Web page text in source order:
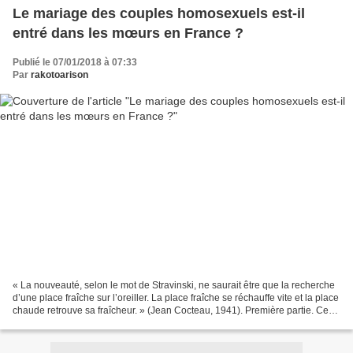
Le mariage des couples homosexuels est-il
entré dans les mœurs en France ?
Publié le 07/01/2018 à 07:33
Par rakotoarison
« La nouveauté, selon le mot de Stravinski, ne saurait être que la recherche
d’une place fraîche sur l’oreiller. La place fraîche se réchauffe vite et la place
chaude retrouve sa fraîcheur. » (Jean Cocteau, 1941). Première partie. Ce